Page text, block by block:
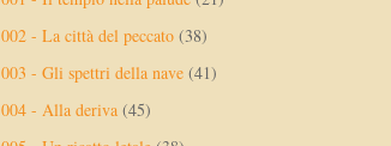
002 - La città del peccato (38)
003 - Gli spettri della nave (41)
004 - Alla deriva (45)